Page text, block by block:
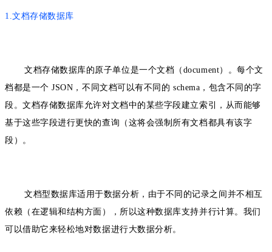
1.文档存储数据库
文档存储数据库的原子单位是一个文档（document）。每个文
档都是一个 JSON，不同文档可以有不同的 schema，包含不同的字
段。文档存储数据库允许对文档中的某些字段建立索引，从而能够
基于这些字段进行更快的查询（这将会强制所有文档都具有该字
段）。
文档型数据库适用于数据分析， 由于不同的记录之间并不相互
依赖（在逻辑和结构方面），所以这种数据库支持并行计算。我们
可以借助它来轻松地对数据进行大数据分析。